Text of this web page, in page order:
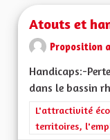
Atouts et
Proposition
Handicaps:-
dans le bassin
Filtrer les
L'attractivité
territoires,